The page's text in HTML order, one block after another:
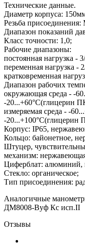
Технические данные.
Диаметр корпуса:
Резьба
Диапазон показаний
Класс точности: 1,0;
Рабочие диапазоны:
постоянная нагрузка -
переменная нагрузка -
кратковременная
Диапазон рабочих
окружающая среда - -
-20...+60°С(глицерин
измеряемая среда - -
-20...+100°С(глицерин
Корпус: IP65,
Кольцо: байонетное,
Штуцер,
механизм:
Циферблат: алюминий,
Стекло: органическое;
Тип присоединения:
Аналогичные
ДМ8008-Вуф Кс исп.II
Отзывы